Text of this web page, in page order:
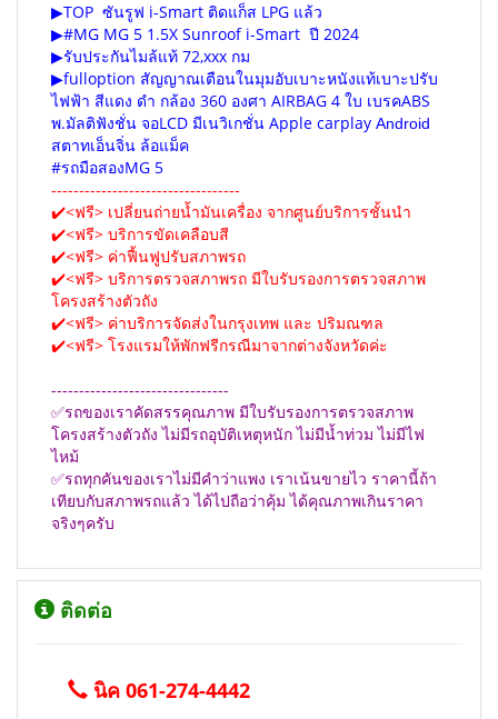
▶TOP ซันรูฟ i-Smart ติดแก็ส LPG แล้ว
▶#MG MG 5 1.5X Sunroof i-Smart ปี 2024
▶รับประกันไมล้แท้ 72,xxx กม
▶fulloption สัญญาณเตือนในมุมอับเบาะหนังแท้เบาะปรับ
ไฟฟ้า สีแดง ดำ กล้อง 360 องศา AIRBAG 4 ใบ เบรคABS
พ.มัลติฟังชั่น จอLCD มีเนวิเกชั่น Apple carplay Android
สตาทเอ็นจิ่น ล้อแม็ค
#รถมือสองMG 5
----------------------------------
✔️<ฟรี> เปลี่ยนถ่ายน้ำมันเครื่อง จากศูนย์บริการชั้นนำ
✔️<ฟรี> บริการขัดเคลือบสี
✔️<ฟรี> ค่าฟื้นฟูปรับสภาพรถ
✔️<ฟรี> บริการตรวจสภาพรถ มีใบรับรองการตรวจสภาพ
โครงสร้างตัวถัง
✔️<ฟรี> ค่าบริการจัดส่งในกรุงเทพ และ ปริมณฑล
✔️<ฟรี> โรงแรมให้พักฟรีกรณีมาจากต่างจังหวัดค่ะ
--------------------------------
✅รถของเราคัดสรรคุณภาพ มีใบรับรองการตรวจสภาพ
โครงสร้างตัวถัง ไม่มีรถอุบัติเหตุหนัก ไม่มีน้ำท่วม ไม่มีไฟ
ไหม้
✅รถทุกคันของเราไม่มีคำว่าแพง เราเน้นขายไว ราคานี้ถ้า
เทียบกับสภาพรถแล้ว ได้ไปถือว่าคุ้ม ได้คุณภาพเกินราคา
จริงๆครับ
ติดต่อ
นิค 061-274-4442